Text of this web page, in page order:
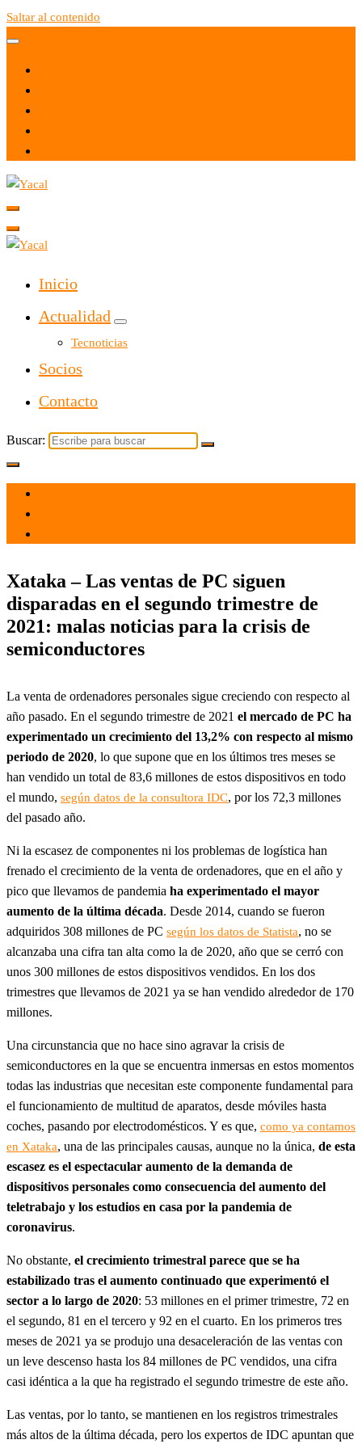
Saltar al contenido
Yacal micro hosting
Inicio
Actualidad
Tecnoticias
Socios
Contacto
Buscar:
Xataka – Las ventas de PC siguen
disparadas en el segundo trimestre de
2021: malas noticias para la crisis de
semiconductores
La venta de ordenadores personales sigue creciendo con respecto al
año pasado. En el segundo trimestre de 2021 el mercado de PC ha
experimentado un crecimiento del 13,2% con respecto al mismo
periodo de 2020, lo que supone que en los últimos tres meses se
han vendido un total de 83,6 millones de estos dispositivos en todo
el mundo, según datos de la consultora IDC, por los 72,3 millones
del pasado año.
Ni la escasez de componentes ni los problemas de logística han
frenado el crecimiento de la venta de ordenadores, que en el año y
pico que llevamos de pandemia ha experimentado el mayor
aumento de la última década. Desde 2014, cuando se fueron
adquiridos 308 millones de PC según los datos de Statista, no se
alcanzaba una cifra tan alta como la de 2020, año que se cerró con
unos 300 millones de estos dispositivos vendidos. En los dos
trimestres que llevamos de 2021 ya se han vendido alrededor de 170
millones.
Una circunstancia que no hace sino agravar la crisis de
semiconductores en la que se encuentra inmersas en estos momentos
todas las industrias que necesitan este componente fundamental para
el funcionamiento de multitud de aparatos, desde móviles hasta
coches, pasando por electrodomésticos. Y es que, como ya contamos
en Xataka, una de las principales causas, aunque no la única, de esta
escasez es el espectacular aumento de la demanda de
dispositivos personales como consecuencia del aumento del
teletrabajo y los estudios en casa por la pandemia de
coronavirus.
No obstante, el crecimiento trimestral parece que se ha
estabilizado tras el aumento continuado que experimentó el
sector a lo largo de 2020: 53 millones en el primer trimestre, 72 en
el segundo, 81 en el tercero y 92 en el cuarto. En los primeros tres
meses de 2021 ya se produjo una desaceleración de las ventas con
un leve descenso hasta los 84 millones de PC vendidos, una cifra
casi idéntica a la que ha registrado el segundo trimestre de este año.
Las ventas, por lo tanto, se mantienen en los registros trimestrales
más altos de la última década, pero los expertos de IDC apuntan que